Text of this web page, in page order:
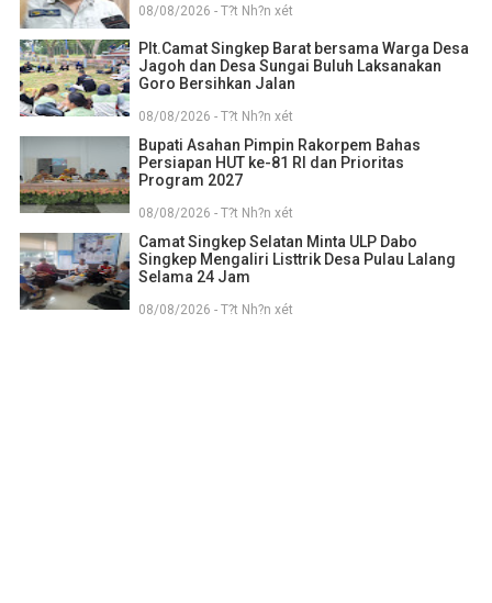
08/08/2026 - T?t Nh?n xét
Plt.Camat Singkep Barat bersama Warga Desa
Jagoh dan Desa Sungai Buluh Laksanakan
Goro Bersihkan Jalan
08/08/2026 - T?t Nh?n xét
Bupati Asahan Pimpin Rakorpem Bahas
Persiapan HUT ke-81 RI dan Prioritas
Program 2027
08/08/2026 - T?t Nh?n xét
Camat Singkep Selatan Minta ULP Dabo
Singkep Mengaliri Listtrik Desa Pulau Lalang
Selama 24 Jam
08/08/2026 - T?t Nh?n xét